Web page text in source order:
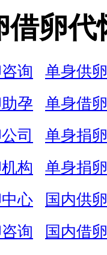
卵代
询 单身供
孕 单身借
司 单身捐
构 单身捐
心 国内供
询 国内借